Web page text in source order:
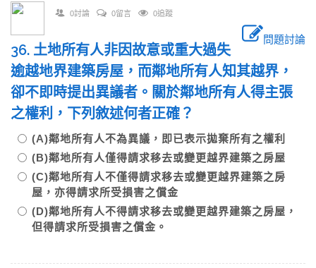
0討論 0留言 0追蹤
問題討論
36. 土地所有人非因故意或重大過失
逾越地界建築房屋，而鄰地所有人知其越界，
卻不即時提出異議者。關於鄰地所有人得主張
之權利，下列敘述何者正確？
(A)鄰地所有人不為異議，即已表示拋棄所有之權利
(B)鄰地所有人僅得請求移去或變更越界建築之房屋
(C)鄰地所有人不僅得請求移去或變更越界建築之房
屋，亦得請求所受損害之償金
(D)鄰地所有人不得請求移去或變更越界建築之房屋，
但得請求所受損害之償金。